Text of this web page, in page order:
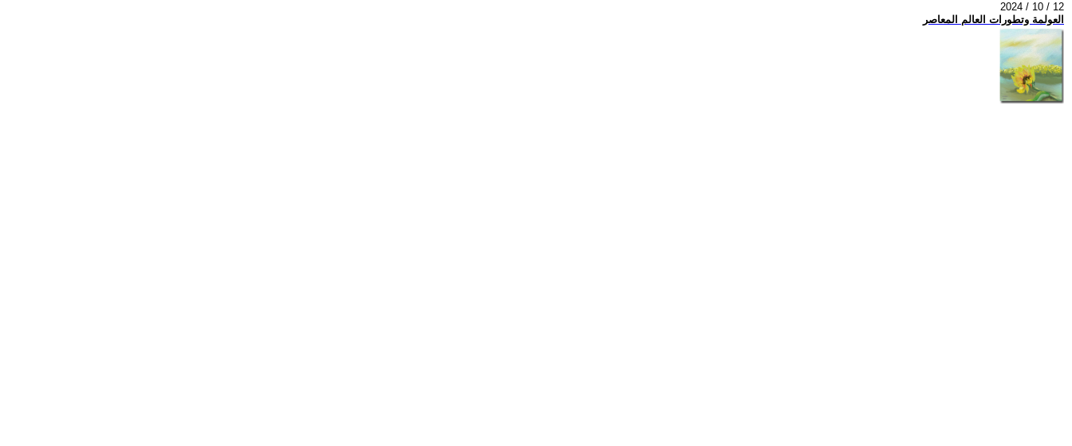
2024 / 10 / 12
العولمة وتطورات العالم المعاصر